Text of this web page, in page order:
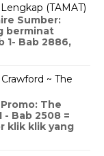
(TAMAT)
Sumber:
berminat
1- Bab 2886,
~ The
The
- Bab 2508 =
klik klik yang